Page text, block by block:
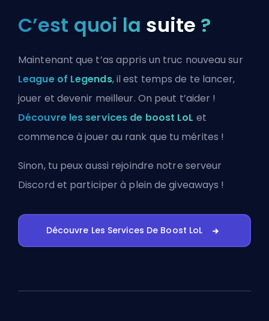
C’est quoi la suite ?
Maintenant que t’as appris un truc nouveau sur
League of Legends, il est temps de te lancer,
jouer et devenir meilleur. On peut t’aider !
Découvre les services de boost LoL et
commence à jouer au rank que tu mérites !
Sinon, tu peux aussi rejoindre notre serveur
Discord et participer à plein de giveaways !
Découvre Les Services De Boost LoL